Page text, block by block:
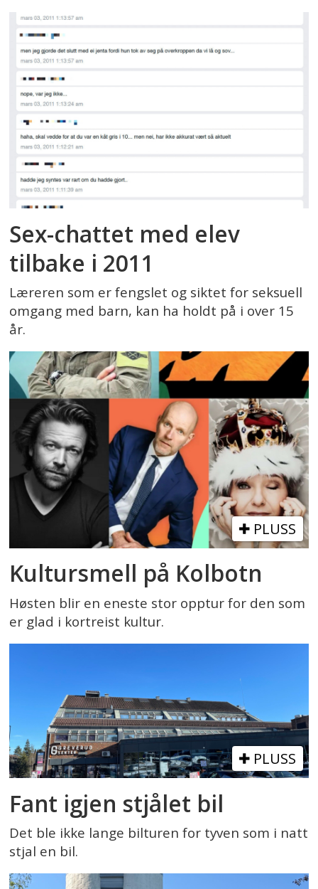
Sex-chattet med elev
tilbake i 2011
Læreren som er fengslet og siktet for seksuell
omgang med barn, kan ha holdt på i over 15
år.
PLUSS
Kultursmell på Kolbotn
Høsten blir en eneste stor opptur for den som
er glad i kortreist kultur.
PLUSS
Fant igjen stjålet bil
Det ble ikke lange bilturen for tyven som i natt
stjal en bil.